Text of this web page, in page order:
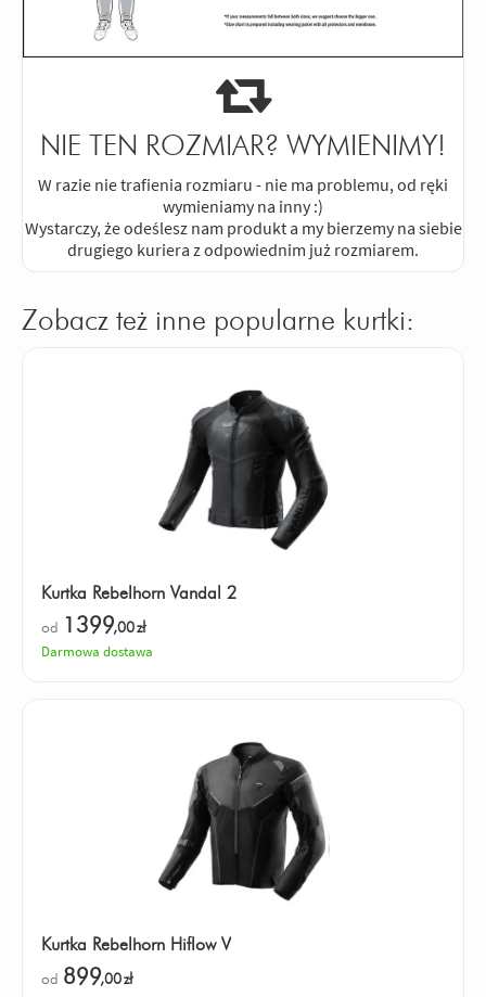
NIE TEN ROZMIAR? WYMIENIMY!
W razie nie trafienia rozmiaru - nie ma problemu, od ręki
wymieniamy na inny :)
Wystarczy, że odeślesz nam produkt a my bierzemy na siebie
drugiego kuriera z odpowiednim już rozmiarem.
Zobacz też inne popularne kurtki:
Kurtka Rebelhorn Vandal 2
od 1399,00zł
Darmowa dostawa
Kurtka Rebelhorn Hiflow V
od 899,00zł